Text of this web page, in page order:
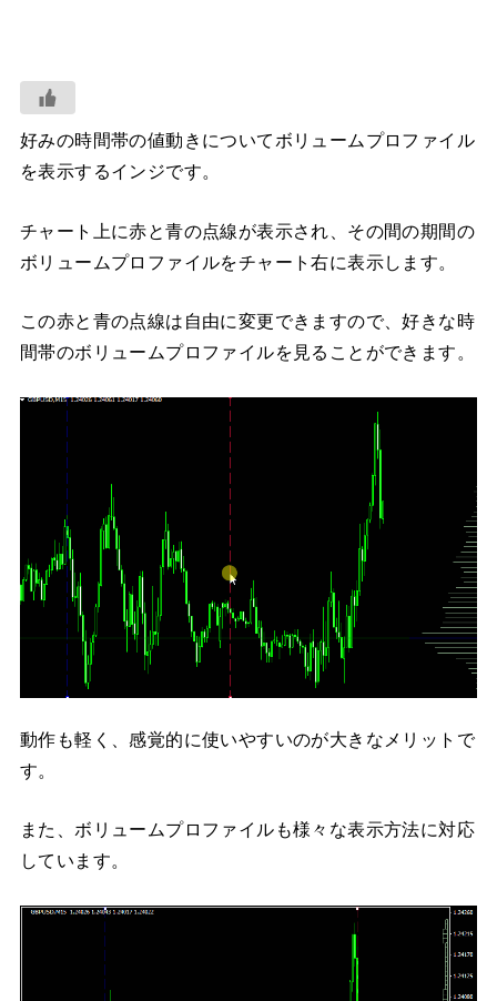
好みの時間帯の値動きについてボリュームプロファイル
を表示するインジです。
チャート上に赤と青の点線が表示され、その間の期間の
ボリュームプロファイルをチャート右に表示します。
この赤と青の点線は自由に変更できますので、好きな時
間帯のボリュームプロファイルを見ることができます。
動作も軽く、感覚的に使いやすいのが大きなメリットで
す。
また、ボリュームプロファイルも様々な表示方法に対応
しています。